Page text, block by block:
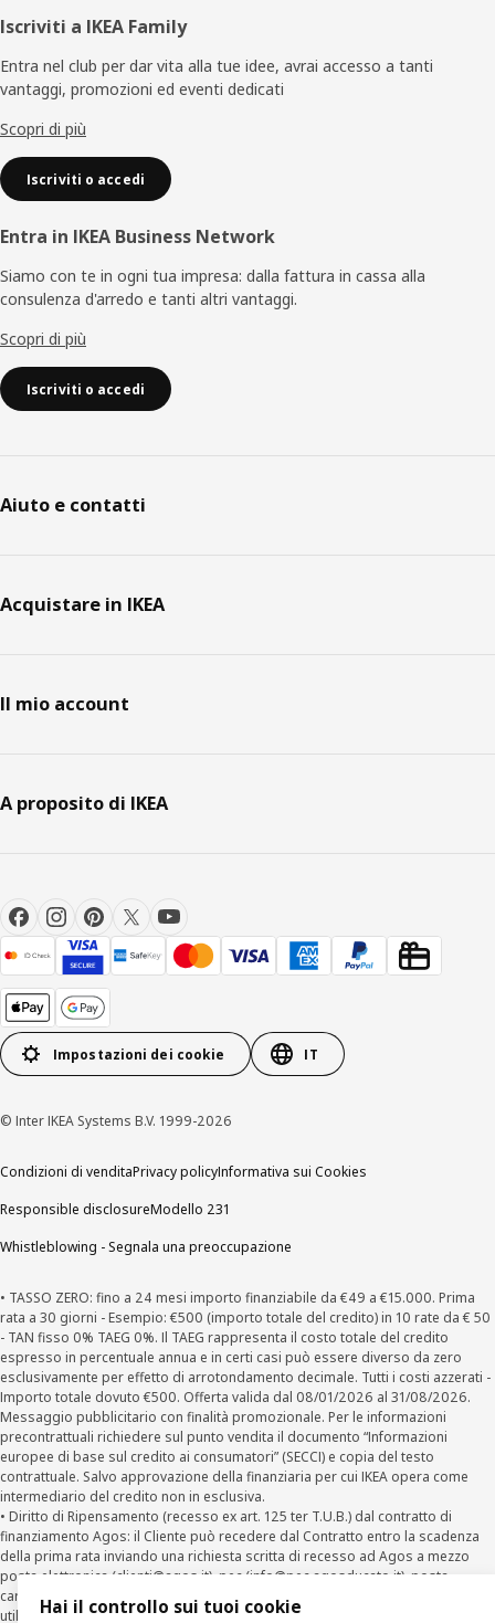
Piè
di
pagina
Iscriviti a IKEA Family
Entra nel club per dar vita alla tue idee, avrai accesso a tanti
vantaggi, promozioni ed eventi dedicati
Scopri di più
Iscriviti o accedi
Entra in IKEA Business Network
Siamo con te in ogni tua impresa: dalla fattura in cassa alla
consulenza d'arredo e tanti altri vantaggi.
Scopri di più
Iscriviti o accedi
Aiuto e contatti
Acquistare in IKEA
Il mio account
A proposito di IKEA
Impostazioni dei cookie IT
© Inter IKEA Systems B.V. 1999-2026
Condizioni di venditaPrivacy policyInformativa sui Cookies
Responsible disclosureModello 231
Whistleblowing - Segnala una preoccupazione
• TASSO ZERO: fino a 24 mesi importo finanziabile da €49 a €15.000. Prima
rata a 30 giorni - Esempio: €500 (importo totale del credito) in 10 rate da € 50
- TAN fisso 0% TAEG 0%. Il TAEG rappresenta il costo totale del credito
espresso in percentuale annua e in certi casi può essere diverso da zero
esclusivamente per effetto di arrotondamento decimale. Tutti i costi azzerati -
Importo totale dovuto €500. Offerta valida dal 08/01/2026 al 31/08/2026.
Messaggio pubblicitario con finalità promozionale. Per le informazioni
precontrattuali richiedere sul punto vendita il documento “Informazioni
europee di base sul credito ai consumatori” (SECCI) e copia del testo
contrattuale. Salvo approvazione della finanziaria per cui IKEA opera come
intermediario del credito non in esclusiva.
• Diritto di Ripensamento (recesso ex art. 125 ter T.U.B.) dal contratto di
finanziamento Agos: il Cliente può recedere dal Contratto entro la scadenza
della prima rata inviando una richiesta scritta di recesso ad Agos a mezzo
posta elettronica (clienti@agos.it), pec (info@pec.agosducato.it), posta
cartacea (Viale Fulvio Testi, 280 - 20126 Milano) e per via telematica –
utilizzando la funzionalità sul sitowww.agos.it(“Recesso”) - anche per richieste
Hai il controllo sui tuoi cookie